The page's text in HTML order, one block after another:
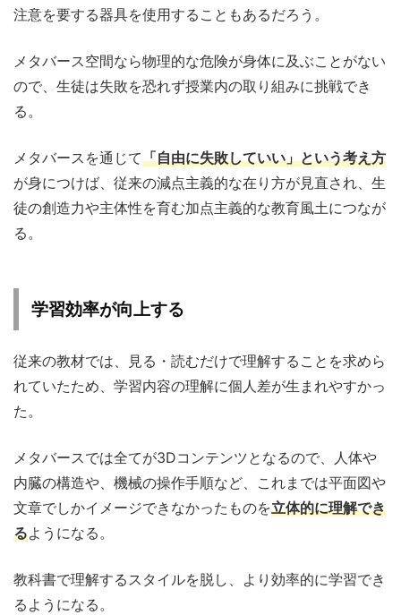
注意を要する器具を使用することもあるだろう。
メタバース空間なら物理的な危険が身体に及ぶことがない
ので、生徒は失敗を恐れず授業内の取り組みに挑戦でき
る。
メタバースを通じて「自由に失敗していい」という考え方
が身につけば、従来の減点主義的な在り方が見直され、生
徒の創造力や主体性を育む加点主義的な教育風土につなが
る。
学習効率が向上する
従来の教材では、見る・読むだけで理解することを求めら
れていたため、学習内容の理解に個人差が生まれやすかっ
た。
メタバースでは全てが3Dコンテンツとなるので、人体や
内臓の構造や、機械の操作手順など、これまでは平面図や
文章でしかイメージできなかったものを立体的に理解でき
るようになる。
教科書で理解するスタイルを脱し、より効率的に学習でき
るようになる。